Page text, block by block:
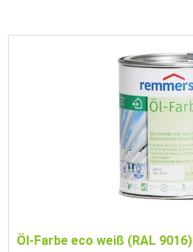
Öl-Farbe eco weiß (RAL 9016)